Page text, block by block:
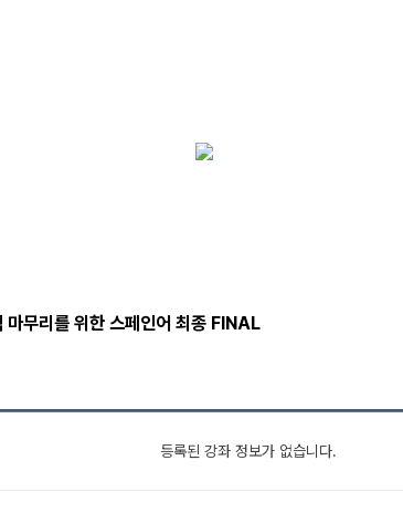
등록된 강좌 정보가 없습니다.